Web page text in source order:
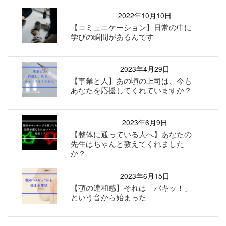
2022年10月10日
【コミュニケーション】日常の中に
学びの瞬間があるんです
2023年4月29日
【事業と人】あの頃の上司は、今も
あなたを応援してくれていますか？
2023年6月9日
【整体に通っている人へ】あなたの
先生はちゃんと教えてくれました
か？
2023年6月15日
【顎の違和感】それは「バキッ！」
という音から始まった